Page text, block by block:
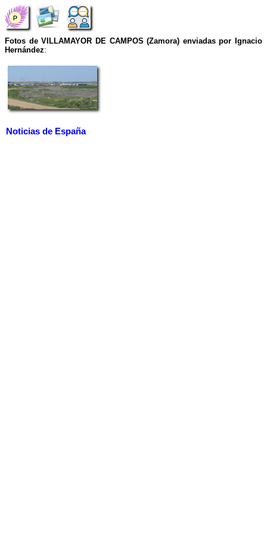
Fotos de VILLAMAYOR DE CAMPOS (Zamora) enviadas por Ignacio
Hernández:
Noticias de España